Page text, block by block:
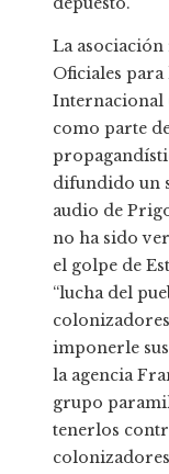
La
Oficiales
Internacional
como parte
difundido un
audio de
no ha sido
el golpe de
“lucha del
imponerle
la agencia
grupo
tenerlos